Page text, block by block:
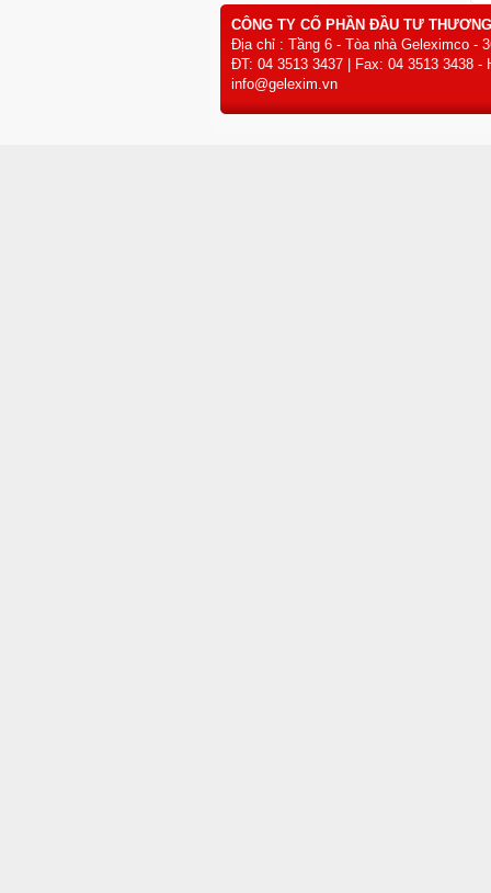
CÔNG TY CỔ PHẦN ĐẦU TƯ
Địa chỉ : Tầng 6 - Tòa nhà Geleximco -
ĐT: 04 3513 3437 | Fax: 04 3513 3438 -
info@gelexim.vn